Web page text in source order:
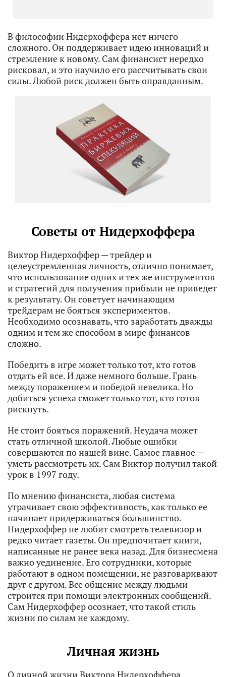
В философии Нидерхоффера нет ничего
сложного. Он поддерживает идею инноваций и
стремление к новому. Сам финансист нередко
рисковал, и это научило его рассчитывать свои
силы. Любой риск должен быть оправданным.
Советы от Нидерхоффера
Виктор Нидерхоффер — трейдер и
целеустремленная личность, отлично понимает,
что использование одних и тех же инструментов
и стратегий для получения прибыли не приведет
к результату. Он советует начинающим
трейдерам не бояться экспериментов.
Необходимо осознавать, что заработать дважды
одним и тем же способом в мире финансов
сложно.
Победить в игре может только тот, кто готов
отдать ей все. И даже немного больше. Грань
между поражением и победой невелика. Но
добиться успеха сможет только тот, кто готов
рискнуть.
Не стоит бояться поражений. Неудача может
стать отличной школой. Любые ошибки
совершаются по нашей вине. Самое главное —
уметь рассмотреть их. Сам Виктор получил такой
урок в 1997 году.
По мнению финансиста, любая система
утрачивает свою эффективность, как только ее
начинает придерживаться большинство.
Нидерхоффер не любит смотреть телевизор и
редко читает газеты. Он предпочитает книги,
написанные не ранее века назад. Для бизнесмена
важно уединение. Его сотрудники, которые
работают в одном помещении, не разговаривают
друг с другом. Все общение между людьми
строится при помощи электронных сообщений.
Сам Нидерхоффер осознает, что такой стиль
жизни по силам не каждому.
Личная жизнь
О личной жизни Виктора Нидерхоффера